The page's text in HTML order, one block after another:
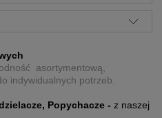
asortymentową,
indywidualnych potrzeb.
Popychacze - z naszej